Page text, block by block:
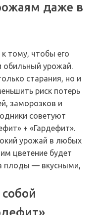
даже в
тому, чтобы его
обильный урожай.
старания, но и
риск потерь
заморозков и
советуют
+ «Гардефит».
урожай в любых
цветение будет
плоды — вкусными,